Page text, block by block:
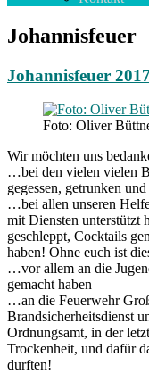
Johannisfeuer
Johannisfeuer
Foto: Oliver
Wir möchten uns
…bei den vielen vielen
gegessen, getrunken
…bei allen unseren
mit Diensten unterstützt
geschleppt, Cocktails
haben! Ohne euch ist
…vor allem an die
gemacht haben
…an die Feuerwehr
Brandsicherheitsdienst
Ordnungsamt, in der
Trockenheit, und dafür
durften!